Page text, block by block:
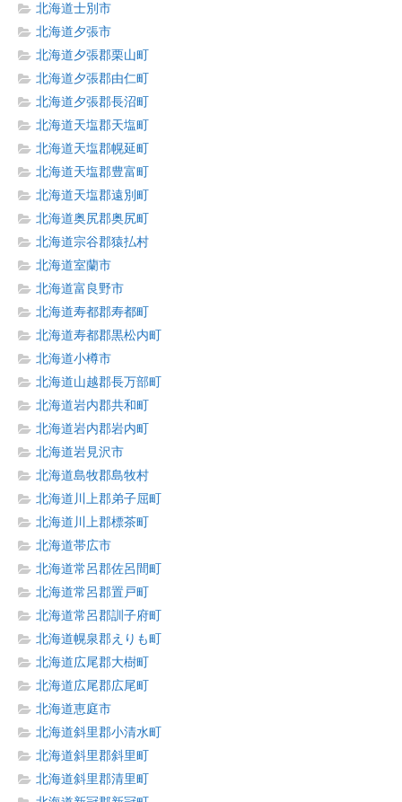
北海道士別市
北海道夕張市
北海道夕張郡栗山町
北海道夕張郡由仁町
北海道夕張郡長沼町
北海道天塩郡天塩町
北海道天塩郡幌延町
北海道天塩郡豊富町
北海道天塩郡遠別町
北海道奥尻郡奥尻町
北海道宗谷郡猿払村
北海道室蘭市
北海道富良野市
北海道寿都郡寿都町
北海道寿都郡黒松内町
北海道小樽市
北海道山越郡長万部町
北海道岩内郡共和町
北海道岩内郡岩内町
北海道岩見沢市
北海道島牧郡島牧村
北海道川上郡弟子屈町
北海道川上郡標茶町
北海道帯広市
北海道常呂郡佐呂間町
北海道常呂郡置戸町
北海道常呂郡訓子府町
北海道幌泉郡えりも町
北海道広尾郡大樹町
北海道広尾郡広尾町
北海道恵庭市
北海道斜里郡小清水町
北海道斜里郡斜里町
北海道斜里郡清里町